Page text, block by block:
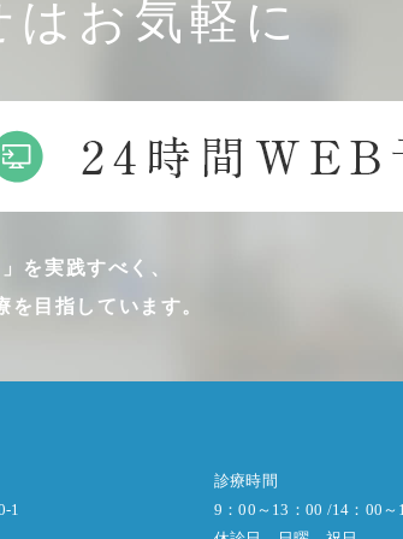
お気軽に
を実践すべく、
目指しています。
1
診療時間
9：00～13：00 /14：00～